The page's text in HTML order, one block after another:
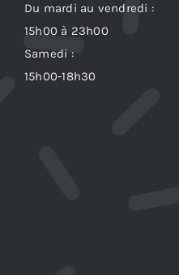
Du mardi au vendredi :
15h00 à 23h00
Samedi :
15h00-18h30